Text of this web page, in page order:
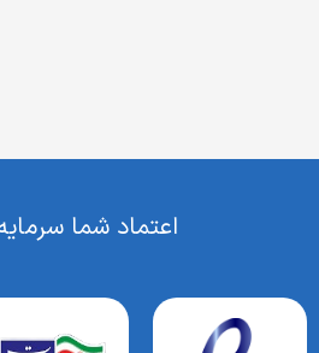
اعتماد شما سرمایه ماست!